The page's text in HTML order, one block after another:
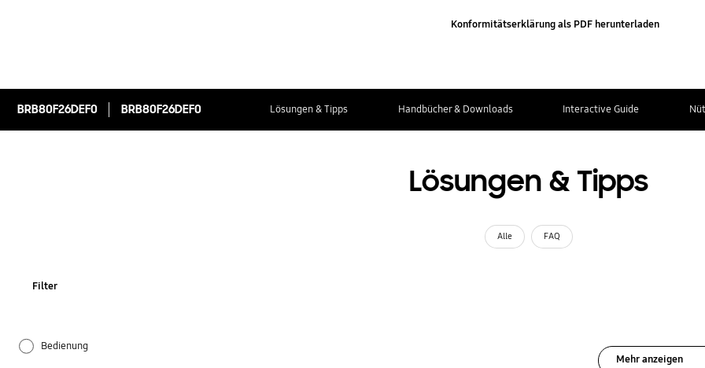
Konformitätserklärung als PDF herunterladen
BRB80F26DEF0 BRB80F26DEF0 Lösungen & Tipps Handbücher & Downloads Interactive Guide
Lösungen & Tipps
Alle FAQ
Filter
Bedienung
Mehr anzeigen